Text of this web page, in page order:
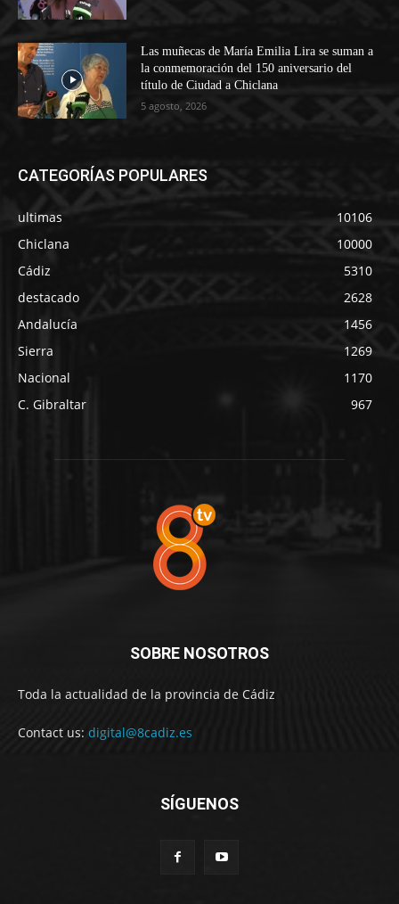
Las muñecas de María Emilia Lira se suman a
la conmemoración del 150 aniversario del
título de Ciudad a Chiclana
5 agosto, 2026
CATEGORÍAS POPULARES
ultimas
10106
Chiclana
10000
Cádiz
5310
destacado
2628
Andalucía
1456
Sierra
1269
Nacional
1170
C. Gibraltar
967
SOBRE NOSOTROS
Toda la actualidad de la provincia de Cádiz
Contact us: digital@8cadiz.es
SÍGUENOS